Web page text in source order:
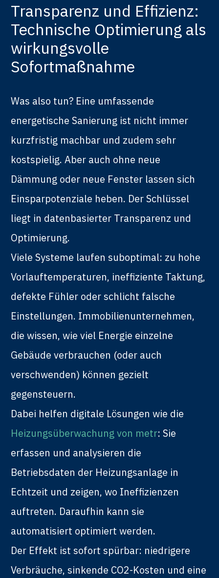
Transparenz und Effizienz:
Technische Optimierung als
wirkungsvolle
Sofortmaßnahme
Was also tun? Eine umfassende
energetische Sanierung ist nicht immer
kurzfristig machbar und zudem sehr
kostspielig. Aber auch ohne neue
Dämmung oder neue Fenster lassen sich
Einsparpotenziale heben. Der Schlüssel
liegt in datenbasierter Transparenz und
Optimierung.
Viele Systeme laufen suboptimal: zu hohe
Vorlauftemperaturen, ineffiziente Taktung,
defekte Fühler oder schlicht falsche
Einstellungen. Immobilienunternehmen,
die wissen, wie viel Energie einzelne
Gebäude verbrauchen (oder auch
verschwenden) können gezielt
gegensteuern.
Dabei helfen digitale Lösungen wie die
Heizungsüberwachung von metr: Sie
erfassen und analysieren die
Betriebsdaten der Heizungsanlage in
Echtzeit und zeigen, wo Ineffizienzen
auftreten. Daraufhin kann sie
automatisiert optimiert werden.
Der Effekt ist sofort spürbar: niedrigere
Verbräuche, sinkende CO2-Kosten und eine